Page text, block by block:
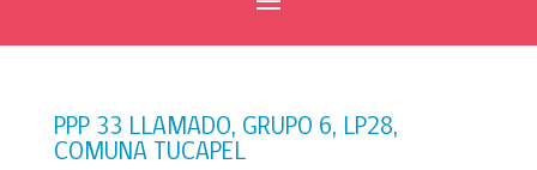
PPP 33 LLAMADO, GRUPO 6, LP28,
COMUNA TUCAPEL